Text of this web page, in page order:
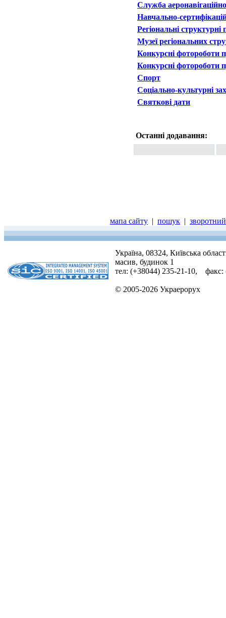
Служба
Навчально-
Регіональні структурні
Музеї регіональних
Конкурсні фотороботи
Конкурсні фотороботи
Спорт
Соціально-культурні
Святкові дати
Останні додавання:
мапа сайту | пошук |
Україна, 08324, Київська
масив, будинок 1
тел: (+38044) 235-21-10, факс:
© 2005-2026 Украерорух